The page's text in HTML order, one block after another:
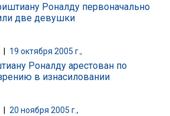
Роналду первоначально
две девушки
19 октября 2005 г.,
Роналду арестован по
в изнасиловании
20 ноября 2005 г.,